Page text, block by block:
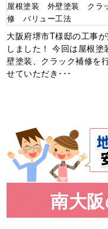
屋根塗装 外壁塗装 クラ
修 バリュー工法
大阪府堺市T様邸の工事
しました！ 今回は屋根塗
壁塗装、クラック補修を
せていただき･･･
南大